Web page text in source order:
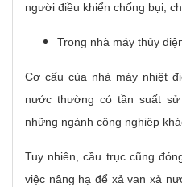
người điều khiển chống bụi,
Trong nhà máy thủy
Cơ cấu của nhà máy nhiệt
nước thường có tần suất
những ngành công nghiệp
Tuy nhiên, cầu trục cũng
việc nâng hạ để xả van xả